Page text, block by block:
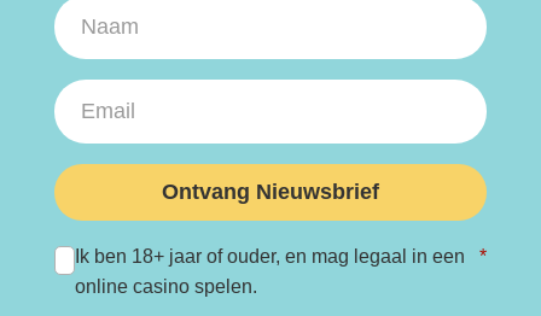
Ik ben 18+ jaar of ouder, en mag legaal in een
online casino spelen.
*
Ontvang Nieuwsbrief